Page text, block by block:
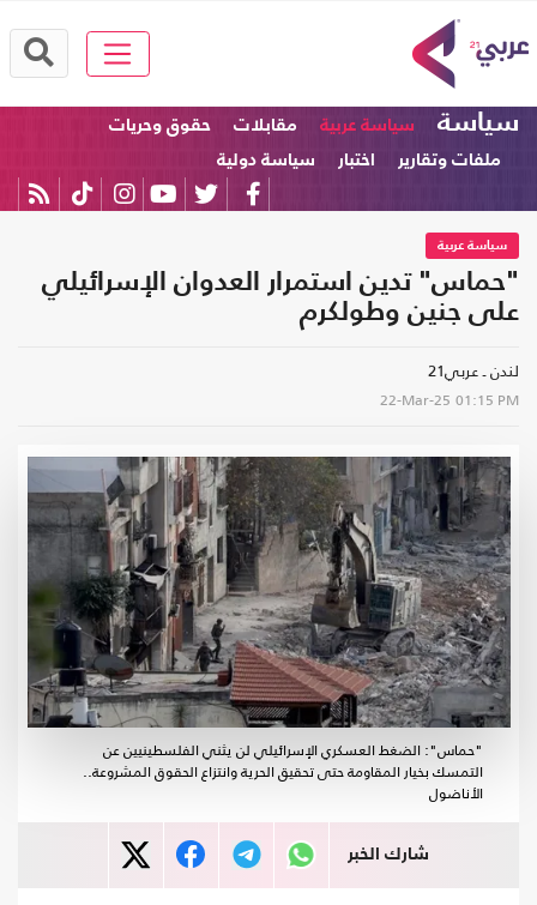
سياسة سياسة عربية مقابلات
حقوق وحريات
ملفات وتقارير
اختبار سياسة دولية
سياسة عربية
"حماس" تدين استمرار العدوان الإسرائيلي
على جنين وطولكرم
لندن ـ عربي21
22-Mar-25 01:15 PM
"حماس": الضغط العسكري الإسرائيلي لن يثني الفلسطينيين عن
التمسك بخيار المقاومة حتى تحقيق الحرية وانتزاع الحقوق المشروعة..
الأناضول
شارك الخبر